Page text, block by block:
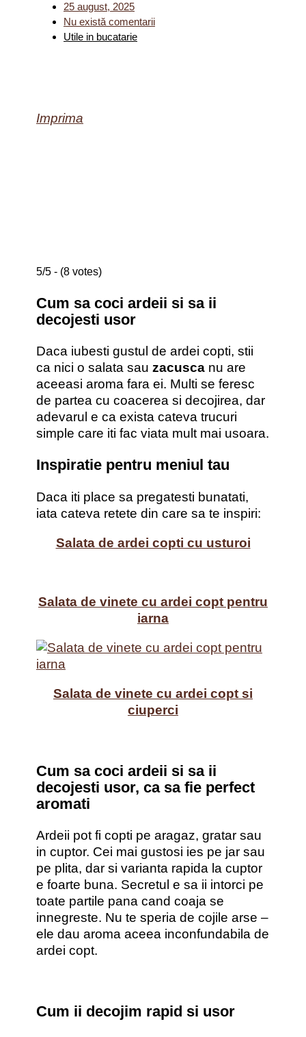
25 august, 2025
Nu există comentarii
Utile in bucatarie
Imprima
5/5 - (8 votes)
Cum sa coci ardeii si sa ii
decojesti usor
Daca iubesti gustul de ardei copti, stii
ca nici o salata sau zacusca nu are
aceeasi aroma fara ei. Multi se feresc
de partea cu coacerea si decojirea, dar
adevarul e ca exista cateva trucuri
simple care iti fac viata mult mai usoara.
Inspiratie pentru meniul tau
Daca iti place sa pregatesti bunatati,
iata cateva retete din care sa te inspiri:
Salata de ardei copti cu usturoi
Salata de vinete cu ardei copt pentru
iarna
Salata de vinete cu ardei copt si
ciuperci
Cum sa coci ardeii si sa ii
decojesti usor, ca sa fie perfect
aromati
Ardeii pot fi copti pe aragaz, gratar sau
in cuptor. Cei mai gustosi ies pe jar sau
pe plita, dar si varianta rapida la cuptor
e foarte buna. Secretul e sa ii intorci pe
toate partile pana cand coaja se
innegreste. Nu te speria de cojile arse –
ele dau aroma aceea inconfundabila de
ardei copt.
Cum ii decojim rapid si usor